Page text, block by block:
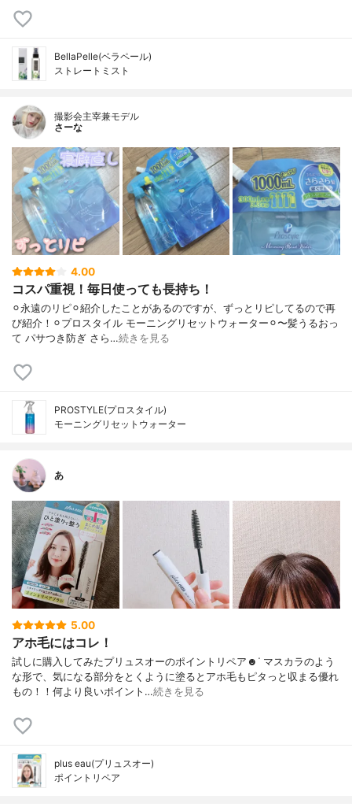
BellaPelle(ベラペール)
ストレートミスト
撮影会主宰兼モデル
さーな
4.00
コスパ重視！毎日使っても長持ち！
⚪︎永遠のリピ⚪︎紹介したことがあるのですが、ずっとリピしてるので再
び紹介！⚪︎プロスタイル モーニングリセットウォーター⚪︎〜髪うるおっ
て パサつき防ぎ さら…続きを見る
PROSTYLE(プロスタイル)
モーニングリセットウォーター
あ
5.00
アホ毛にはコレ！
試しに購入してみたプリュスオーのポイントリペア☻︎ᐝ マスカラのよう
な形で、気になる部分をとくように塗るとアホ毛もピタっと収まる優れ
もの！！何より良いポイント…続きを見る
plus eau(プリュスオー)
ポイントリペア